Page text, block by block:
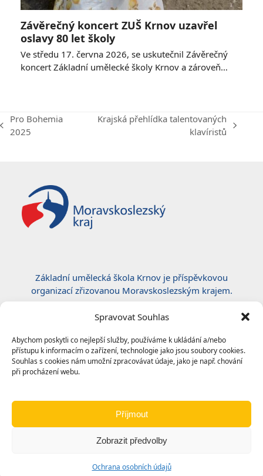
Spravovat Souhlas
Abychom poskytli co nejlepší služby, používáme k ukládání a/nebo
přístupu k informacím o zařízení, technologie jako jsou soubory cookies.
Souhlas s cookies nám umožní zpracovávat údaje, jako je např. chování
při procházení webu.
Příjmout
Zobrazit předvolby
Ochrana osobních údajů
Závěrečný koncert ZUŠ Krnov uzavřel
oslavy 80 let školy
Ve středu 17. června 2026, se uskutečnil Závěrečný
koncert Základní umělecké školy Krnov a zároveň…
previous
Pro Bohemia
2025
Krajská přehlídka talentovaných
klavíristů
Základní umělecká škola Krnov je příspěvkovou
organizací zřizovanou Moravskoslezským krajem.
Certifikace ČSN EN ISO 50001:2019
Základní umělecká škola, Krnov